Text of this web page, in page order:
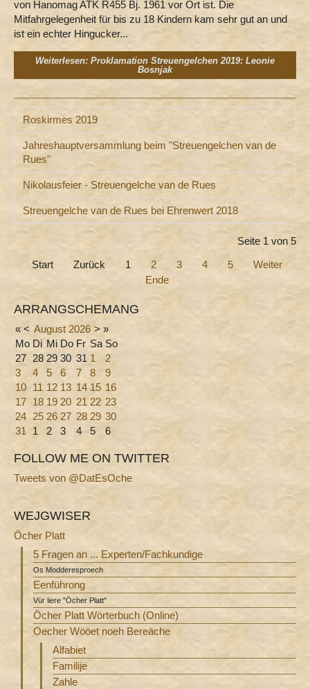
von Hanomag ATK R455 Bj. 1961 vor Ort ist. Die
Mitfahrgelegenheit für bis zu 18 Kindern kam sehr gut an und
ist ein echter Hingucker...
Weiterlesen: Proklamation Streuengelchen 2019: Leonie
Bosnjak
Roskirmes 2019
Jahreshauptversammlung beim "Streuengelchen van de
Rues"
Nikolausfeier - Streuengelche van de Rues
Streuengelche van de Rues bei Ehrenwert 2018
Seite 1 von 5
Start
Zurück 1 2 3 4 5
Weiter
Ende
ARRANGSCHEMANG
« < August 2026 > »
Mo Di Mi Do Fr Sa So
27 28 29 30 31 1
2
3
4 5 6 7 8
9
10 11 12 13 14 15 16
17 18 19 20 21 22 23
24 25 26 27 28 29 30
31
1 2 3 4 5 6
FOLLOW ME ON TWITTER
Tweets von @DatEsOche
WEJGWISER
Öcher Platt
5 Fragen an ... Experten/Fachkundige
Os Modderesproech
Eenführong
Vür liere "Öcher Platt"
Öcher Platt Wörterbuch (Online)
Oecher Wööet noeh Bereäche
Alfabiet
Familije
Zahle